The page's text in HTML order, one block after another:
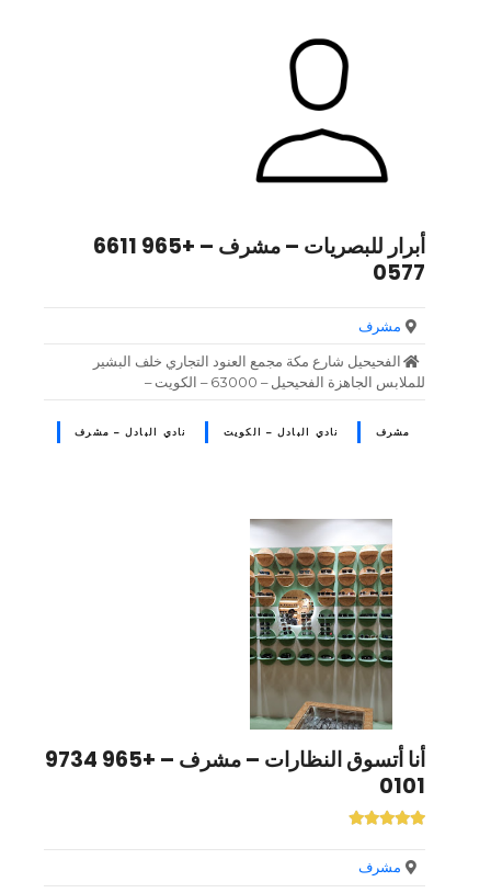
أبرار للبصريات – مشرف – +965 6611
0577
مشرف
الفحيحيل شارع مكة مجمع العنود التجاري خلف البشير
للملابس الجاهزة الفحيحيل – 63000 – الكويت –
مشرف نادي البادل – الكويت نادي البادل – مشرف
أنا أتسوق النظارات – مشرف – +965 9734
0101
مشرف